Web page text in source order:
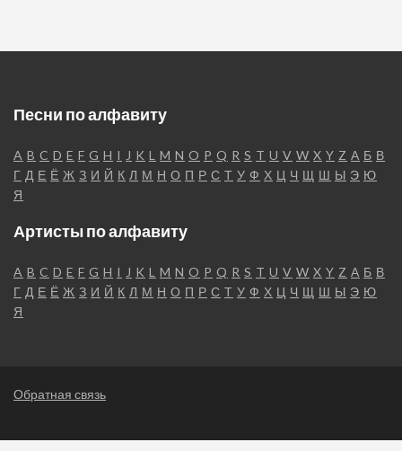
Песни по алфавиту
A B C D E F G H I J K L M N O P Q R S T U V W X Y Z А Б В
Г Д Е Ё Ж З И Й К Л М Н О П Р С Т У Ф Х Ц Ч Щ Ш Ы Э Ю
Я
Артисты по алфавиту
A B C D E F G H I J K L M N O P Q R S T U V W X Y Z А Б В
Г Д Е Ё Ж З И Й К Л М Н О П Р С Т У Ф Х Ц Ч Щ Ш Ы Э Ю
Я
Обратная связь